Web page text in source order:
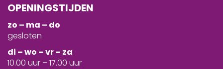
OPENINGSTIJDEN
zo – ma – do
gesloten
di – wo – vr – za
10.00 uur – 17.00 uur